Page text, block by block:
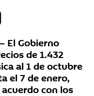
El Gobierno
de 1.432
al 1 de octubre
el 7 de enero,
con los